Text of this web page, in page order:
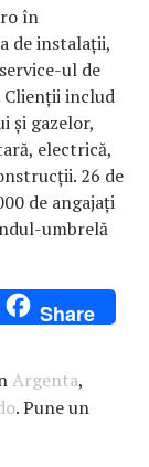
în
de instalații,
ul de
includ
și gazelor,
electrică,
26 de
de angajați
umbrelă
Share
Argenta,
. Pune un